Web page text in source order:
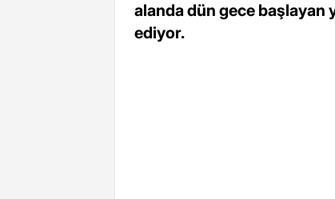
alanda dün gece başlayan
ediyor.